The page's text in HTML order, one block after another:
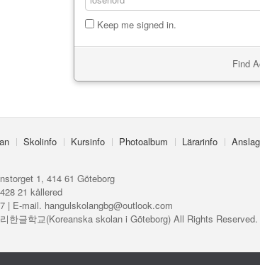
Keep me signed in.
Find
Skolinfo Kursinfo Photoalbum Lärarinfo
1, 414 61 Göteborg
21 kållered
| E-mail. hangulskolangbg@outlook.com
한글학교(Koreanska skolan i Göteborg) All Rights Reserved.